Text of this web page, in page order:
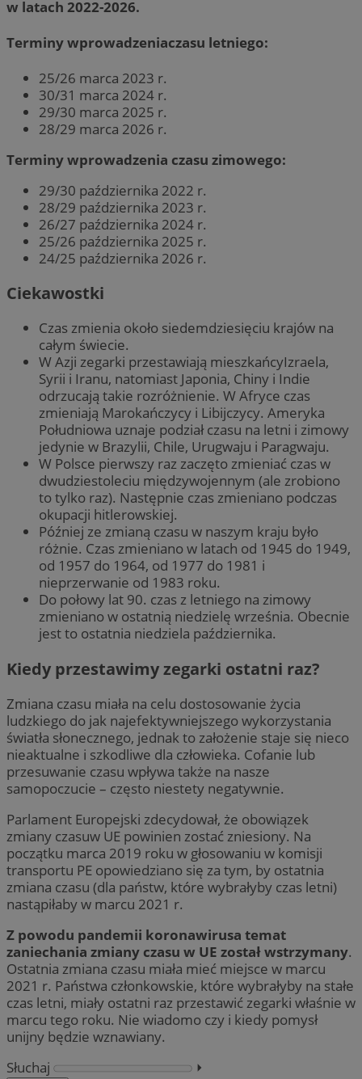
w latach 2022-2026.
Terminy wprowadzeniaczasu letniego:
25/26 marca 2023 r.
30/31 marca 2024 r.
29/30 marca 2025 r.
28/29 marca 2026 r.
Terminy wprowadzenia czasu zimowego:
29/30 października 2022 r.
28/29 października 2023 r.
26/27 października 2024 r.
25/26 października 2025 r.
24/25 października 2026 r.
Ciekawostki
Czas zmienia około siedemdziesięciu krajów na
całym świecie.
W Azji zegarki przestawiają mieszkańcyIzraela,
Syrii i Iranu, natomiast Japonia, Chiny i Indie
odrzucają takie rozróżnienie. W Afryce czas
zmieniają Marokańczycy i Libijczycy. Ameryka
Południowa uznaje podział czasu na letni i zimowy
jedynie w Brazylii, Chile, Urugwaju i Paragwaju.
W Polsce pierwszy raz zaczęto zmieniać czas w
dwudziestoleciu międzywojennym (ale zrobiono
to tylko raz). Następnie czas zmieniano podczas
okupacji hitlerowskiej.
Później ze zmianą czasu w naszym kraju było
różnie. Czas zmieniano w latach od 1945 do 1949,
od 1957 do 1964, od 1977 do 1981 i
nieprzerwanie od 1983 roku.
Do połowy lat 90. czas z letniego na zimowy
zmieniano w ostatnią niedzielę września. Obecnie
jest to ostatnia niedziela października.
Kiedy przestawimy zegarki ostatni raz?
Zmiana czasu miała na celu dostosowanie życia
ludzkiego do jak najefektywniejszego wykorzystania
światła słonecznego, jednak to założenie staje się nieco
nieaktualne i szkodliwe dla człowieka. Cofanie lub
przesuwanie czasu wpływa także na nasze
samopoczucie – często niestety negatywnie.
Parlament Europejski zdecydował, że obowiązek
zmiany czasuw UE powinien zostać zniesiony. Na
początku marca 2019 roku w głosowaniu w komisji
transportu PE opowiedziano się za tym, by ostatnia
zmiana czasu (dla państw, które wybrałyby czas letni)
nastąpiłaby w marcu 2021 r.
Z powodu pandemii koronawirusa temat
zaniechania zmiany czasu w UE został wstrzymany.
Ostatnia zmiana czasu miała mieć miejsce w marcu
2021 r. Państwa członkowskie, które wybrałyby na stałe
czas letni, miały ostatni raz przestawić zegarki właśnie w
marcu tego roku. Nie wiadomo czy i kiedy pomysł
unijny będzie wznawiany.
Słuchaj
⏵︎